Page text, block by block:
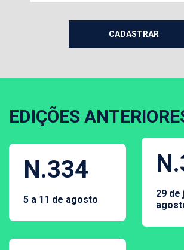
EDIÇÕES
N.334
5 a 11 de agosto
29 de